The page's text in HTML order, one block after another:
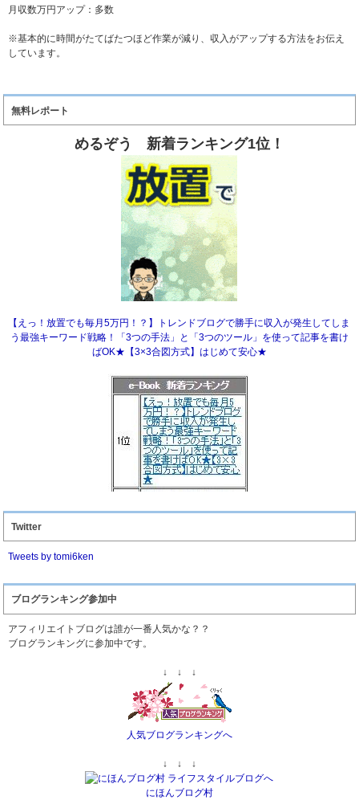
月収数万円アップ：多数
※基本的に時間がたてばたつほど作業が減り、収入がアップする方法をお伝え
しています。
無料レポート
めるぞう 新着ランキング1位！
【えっ！放置でも毎月5万円！？】トレンドブログで勝手に収入が発生してしま
う最強キーワード戦略！「3つの手法」と「3つのツール」を使って記事を書け
ばOK★【3×3合図方式】はじめて安心★
Twitter
Tweets by tomi6ken
ブログランキング参加中
アフィリエイトブログは誰が一番人気かな？？
ブログランキングに参加中です。
↓ ↓ ↓
人気ブログランキングへ
↓ ↓ ↓
にほんブログ村